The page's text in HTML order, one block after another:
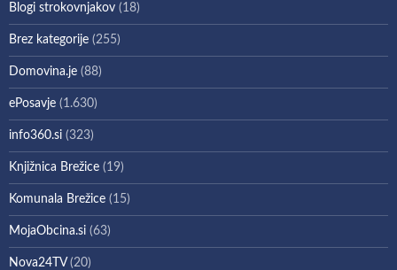
Blogi strokovnjakov (18)
Brez kategorije (255)
Domovina.je (88)
ePosavje (1.630)
info360.si (323)
Knjižnica Brežice (19)
Komunala Brežice (15)
MojaObcina.si (63)
Nova24TV(20)